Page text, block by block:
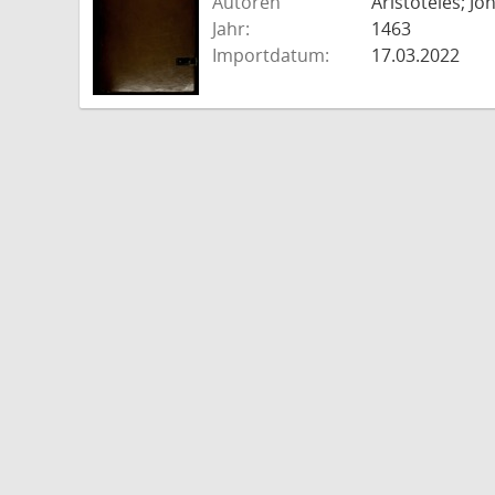
Jahr:
1463
Importdatum:
17.03.2022